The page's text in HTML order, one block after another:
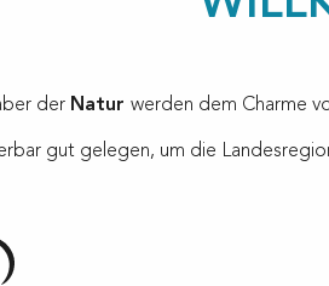
der Natur werden dem Charme
gut gelegen, um die